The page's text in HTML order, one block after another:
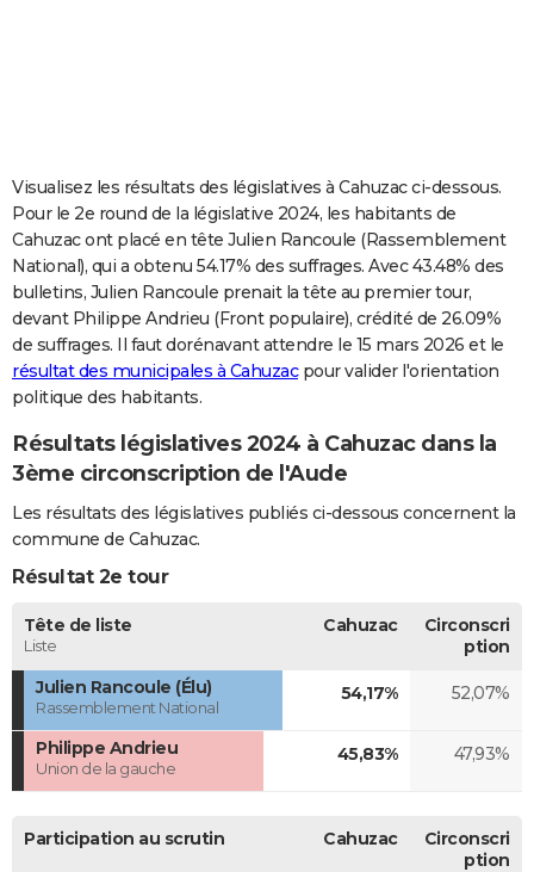
Carte de Noël
Carte Bonne année
Carte Saint-Valentin
Carte Pâques
Carte d'anniversaire
DICTIONNAIRE
Dictionnaire
Biographies
Citations
Expressions
Proverbes
PROGRAMME TV
COPAINS D'AVANT
S'inscrire
Se connecter
Lycées
Collèges
Primaires
Universités
Entreprises
Service militaire
Avis de recherche
AVIS DE DÉCÈS
Visualisez les résultats des législatives à Cahuzac ci-dessous.
Pour le 2e round de la législative 2024, les habitants de
Cahuzac ont placé en tête Julien Rancoule (Rassemblement
National), qui a obtenu 54.17% des suffrages. Avec 43.48% des
bulletins, Julien Rancoule prenait la tête au premier tour,
devant Philippe Andrieu (Front populaire), crédité de 26.09%
de suffrages. Il faut dorénavant attendre le 15 mars 2026 et le
résultat des municipales à Cahuzacpour valider l'orientation
politique des habitants.
Résultats législatives 2024 à Cahuzac dans la
3ème circonscription de l'Aude
Les résultats des législatives publiés ci-dessous concernent la
commune de Cahuzac.
Résultat 2e tour
Tête de liste
Liste
Cahuzac
Circonscri
ption
Julien Rancoule (Élu)
Rassemblement National
54,17% 52,07%
Philippe Andrieu
Union de la gauche
45,83% 47,93%
Participation au scrutin Cahuzac
Circonscri
ption